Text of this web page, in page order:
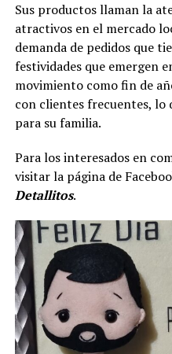
Sus productos llaman la
atractivos en el mercado
demanda de pedidos que
festividades que emergen
movimiento como fin de
con clientes frecuentes, lo
para su familia.
Para los interesados en
visitar la página de
Detallitos.